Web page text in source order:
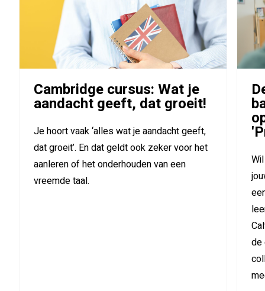
Cambridge cursus: Wat je
aandacht geeft, dat groeit!
Je hoort vaak ‘alles wat je aandacht geeft,
dat groeit’. En dat geldt ook zeker voor het
aanleren of het onderhouden van een
vreemde taal.
de